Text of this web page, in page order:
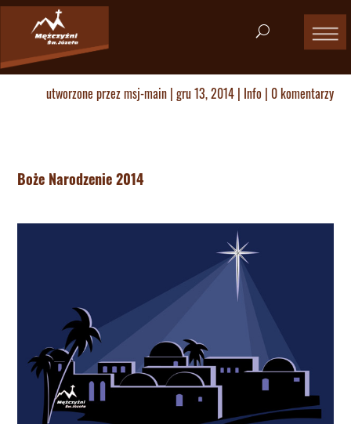
utworzone przezmsj-main| gru 13, 2014| Info | 0 komentarzy
Boże Narodzenie 2014